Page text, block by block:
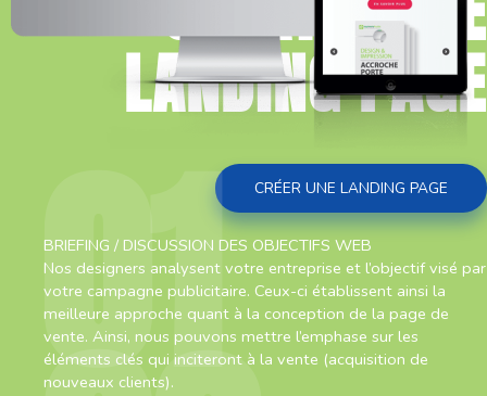
LANDING PAGE
CRÉER UNE LANDING PAGE
01
BRIEFING / DISCUSSION DES OBJECTIFS WEB
Nos designers analysent votre entreprise et l’objectif visé par
votre campagne publicitaire. Ceux-ci établissent ainsi la
meilleure approche quant à la conception de la page de
vente. Ainsi, nous pouvons mettre l’emphase sur les
éléments clés qui inciteront à la vente (acquisition de
nouveaux clients).